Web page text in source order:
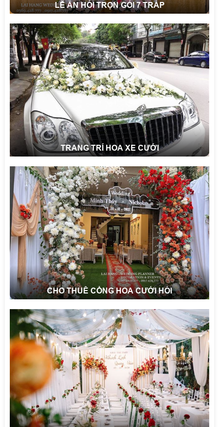
LỄ ĂN HỎI TRỌN GÓI 7 TRÁP
TRANG TRÍ HOA XE CƯỚI
CHO THUÊ CỔNG HOA CƯỚI HỎI